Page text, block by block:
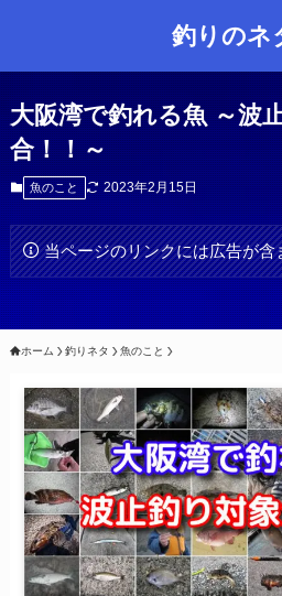
釣りのネ
大阪湾で釣れる魚 ～波
合！！～
魚のこと 2023年2月15日
当ページのリンクには広告が含
ホーム 釣りネタ 魚のこと